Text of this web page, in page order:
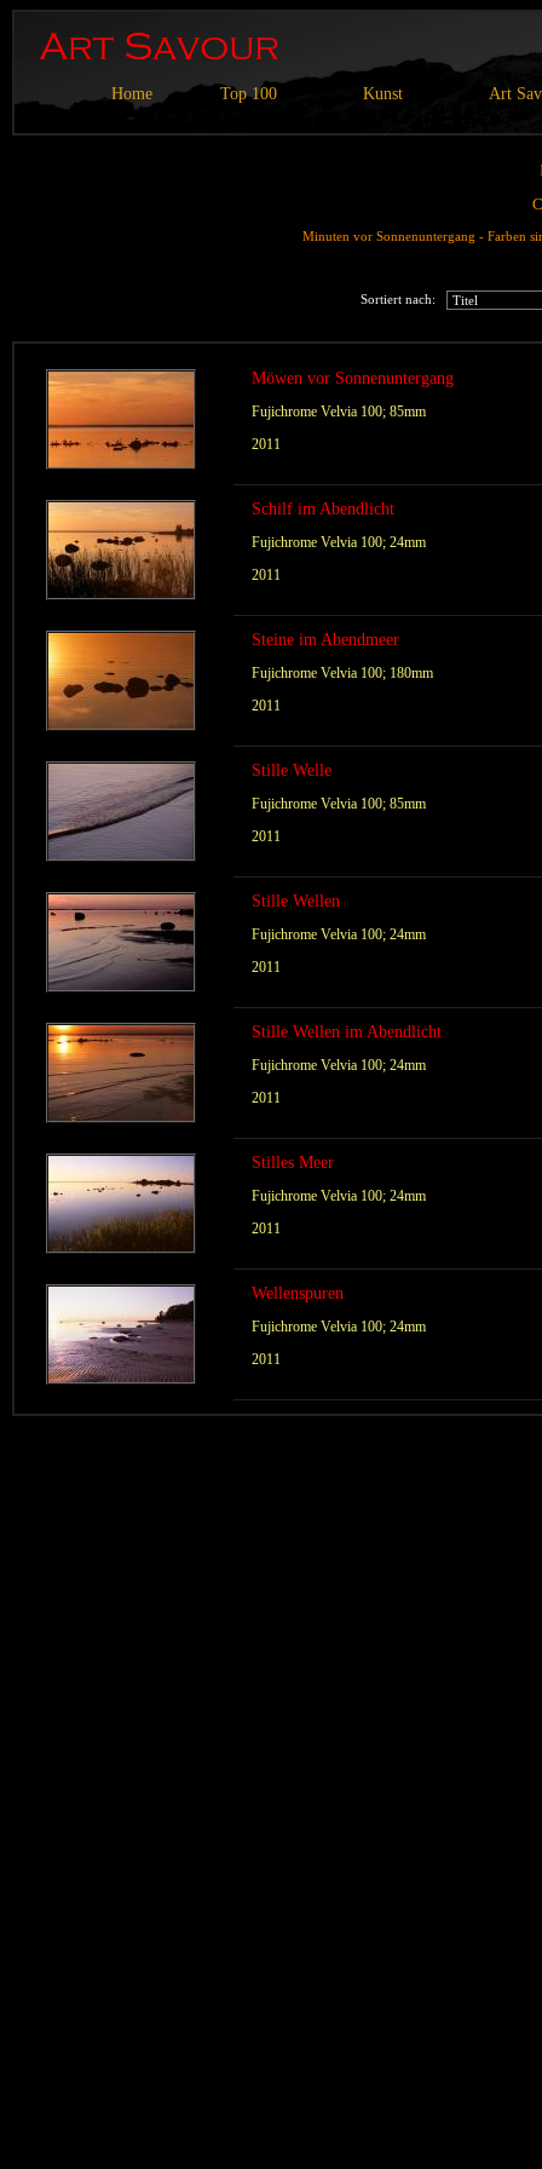
Home Top 100 Kunst Art
Minuten vor Sonnenuntergang - Farben
Sortiert nach:
Möwen vor Sonnenuntergang
Fujichrome Velvia 100; 85mm
2011
Schilf im Abendlicht
Fujichrome Velvia 100; 24mm
2011
Steine im Abendmeer
Fujichrome Velvia 100; 180mm
2011
Stille Welle
Fujichrome Velvia 100; 85mm
2011
Stille Wellen
Fujichrome Velvia 100; 24mm
2011
Stille Wellen im Abendlicht
Fujichrome Velvia 100; 24mm
2011
Stilles Meer
Fujichrome Velvia 100; 24mm
2011
Wellenspuren
Fujichrome Velvia 100; 24mm
2011